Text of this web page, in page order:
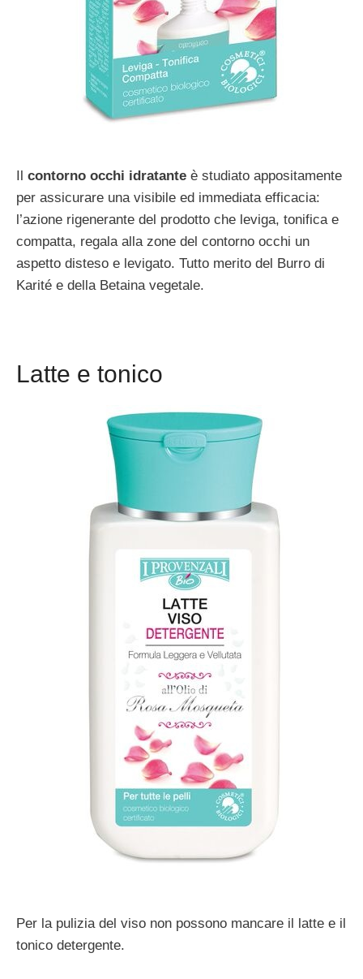
Il contorno occhi idratante è studiato appositamente
per assicurare una visibile ed immediata efficacia:
l’azione rigenerante del prodotto che leviga, tonifica e
compatta, regala alla zone del contorno occhi un
aspetto disteso e levigato. Tutto merito del Burro di
Karité e della Betaina vegetale.
Latte e tonico
Per la pulizia del viso non possono mancare il latte e il
tonico detergente.